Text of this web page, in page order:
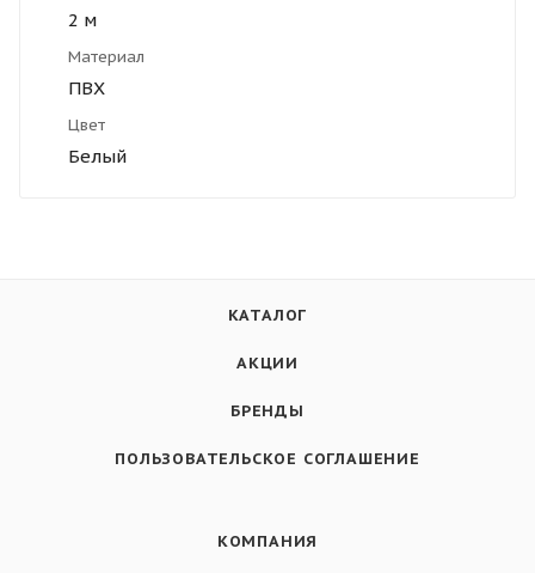
2 м
Материал
ПВХ
Цвет
Белый
КАТАЛОГ
АКЦИИ
БРЕНДЫ
ПОЛЬЗОВАТЕЛЬСКОЕ СОГЛАШЕНИЕ
КОМПАНИЯ